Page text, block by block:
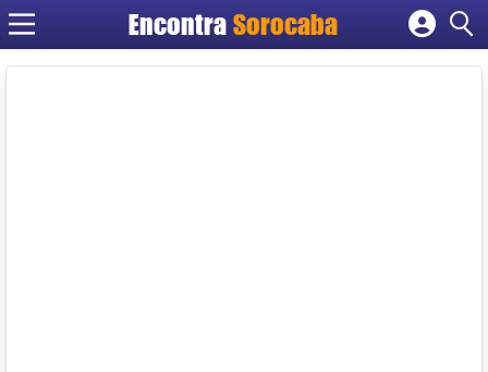
EncontraSorocaba
Cadastrar empresa